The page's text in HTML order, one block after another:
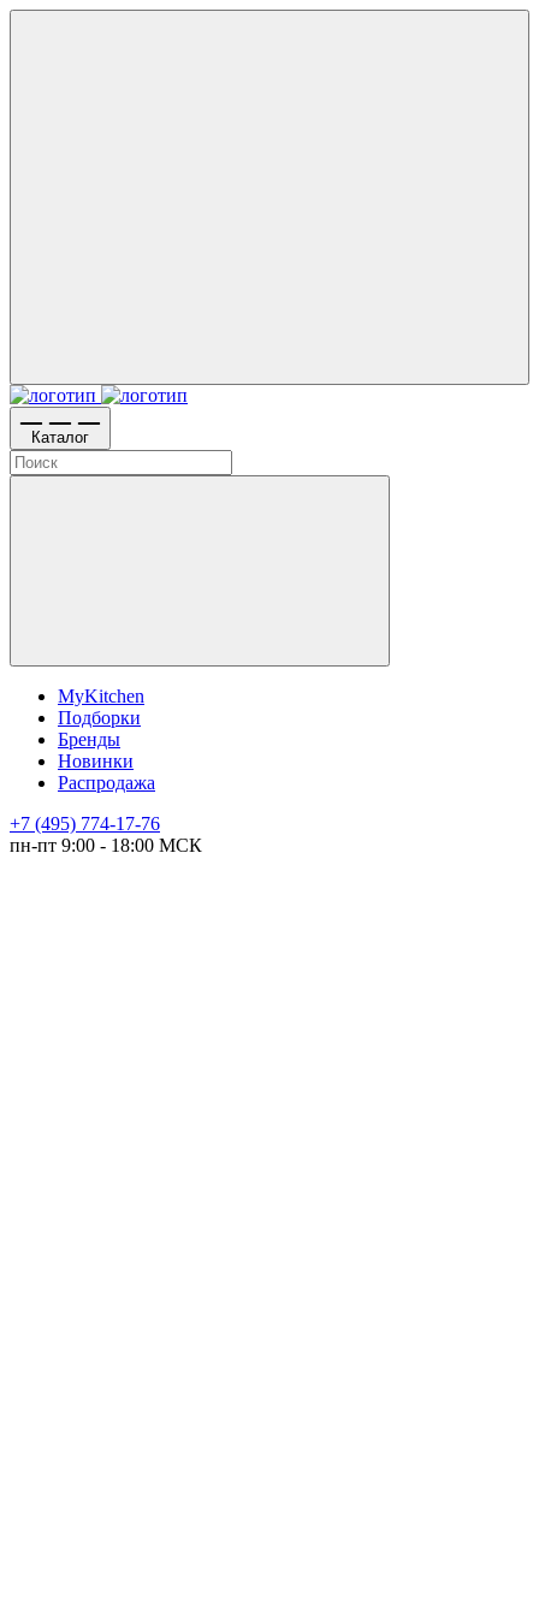
Каталог
MyKitchen
Подборки
Бренды
Новинки
Распродажа
+7 (495) 774-17-76
пн-пт 9:00 - 18:00 МСК